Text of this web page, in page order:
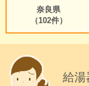
奈良県
（102件）
給湯